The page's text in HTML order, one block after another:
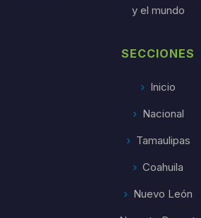
y el mundo
SECCIONES
Inicio
Nacional
Tamaulipas
Coahuila
Nuevo León